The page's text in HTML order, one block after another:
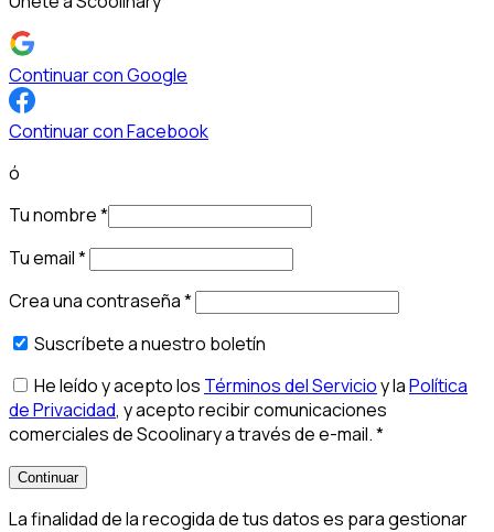
Continuar con Google
Continuar con Facebook
ó
Tu nombre*
Tu email*
Crea una contraseña*
Suscríbete a nuestro boletín
He leído y acepto los Términos del Servicioy laPolítica
de Privacidad, y acepto recibir comunicaciones
comerciales de Scoolinary a través de e-mail.*
Continuar
La finalidad de la recogida de tus datos es para gestionar